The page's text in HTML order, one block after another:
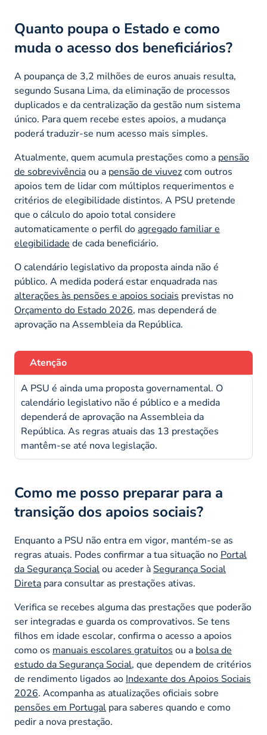
Quanto poupa o Estado e como
muda o acesso dos beneficiários?
A poupança de 3,2 milhões de euros anuais resulta,
segundo Susana Lima, da eliminação de processos
duplicados e da centralização da gestão num sistema
único. Para quem recebe estes apoios, a mudança
poderá traduzir-se num acesso mais simples.
Atualmente, quem acumula prestações como a pensão
de sobrevivênciaou a pensão de viuvezcom outros
apoios tem de lidar com múltiplos requerimentos e
critérios de elegibilidade distintos. A PSU pretende
que o cálculo do apoio total considere
automaticamente o perfil do agregado familiar e
elegibilidade de cada beneficiário.
O calendário legislativo da proposta ainda não é
público. A medida poderá estar enquadrada nas
alterações às pensões e apoios sociais previstas no
Orçamento do Estado 2026, mas dependerá de
aprovação na Assembleia da República.
Atenção
A PSU é ainda uma proposta governamental. O
calendário legislativo não é público e a medida
dependerá de aprovação na Assembleia da
República. As regras atuais das 13 prestações
mantêm-se até nova legislação.
Como me posso preparar para a
transição dos apoios sociais?
Enquanto a PSU não entra em vigor, mantém-se as
regras atuais. Podes confirmar a tua situação no Portal
da Segurança Socialou aceder à Segurança Social
Direta para consultar as prestações ativas.
Verifica se recebes alguma das prestações que poderão
ser integradas e guarda os comprovativos. Se tens
filhos em idade escolar, confirma o acesso a apoios
como os manuais escolares gratuitos ou a bolsa de
estudo da Segurança Social, que dependem de critérios
de rendimento ligados ao Indexante dos Apoios Sociais
2026. Acompanha as atualizações oficiais sobre
pensões em Portugal para saberes quando e como
pedir a nova prestação.